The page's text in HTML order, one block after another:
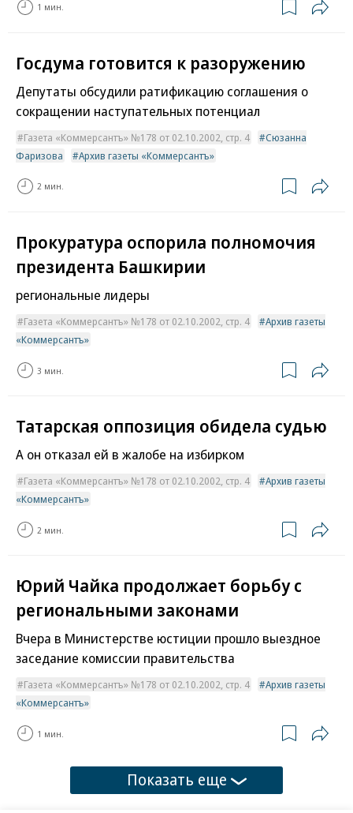
1 мин.
Госдума готовится к разоружению
Депутаты обсудили ратификацию соглашения о
сокращении наступательных потенциал
Газета «Коммерсантъ» №178 от 02.10.2002, стр. 4
Сюзанна
Фаризова
Архив газеты «Коммерсантъ»
2 мин.
Прокуратура оспорила полномочия
президента Башкирии
региональные лидеры
Газета «Коммерсантъ» №178 от 02.10.2002, стр. 4
Архив газеты
«Коммерсантъ»
3 мин.
Татарская оппозиция обидела судью
А он отказал ей в жалобе на избирком
Газета «Коммерсантъ» №178 от 02.10.2002, стр. 4
Архив газеты
«Коммерсантъ»
2 мин.
Юрий Чайка продолжает борьбу с
региональными законами
Вчера в Министерстве юстиции прошло выездное
заседание комиссии правительства
Газета «Коммерсантъ» №178 от 02.10.2002, стр. 4
Архив газеты
«Коммерсантъ»
1 мин.
Показать еще